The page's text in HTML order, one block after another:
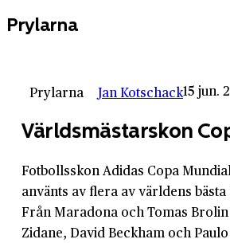
Prylarna
Prylarna Jan Kotschack15 jun.
Världsmästarskon
Fotbollsskon Adidas Copa
använts av flera av världens
Från Maradona och Tomas
Zidane, David Beckham och